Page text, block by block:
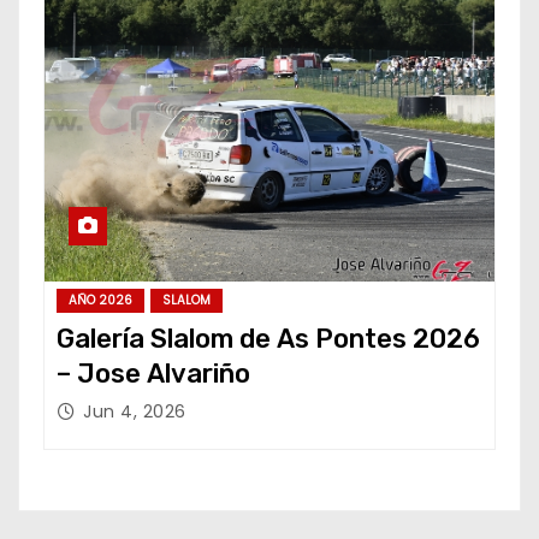
AÑO 2026 SLALOM
Galería Slalom de As Pontes 2026
– Jose Alvariño
Jun 4, 2026